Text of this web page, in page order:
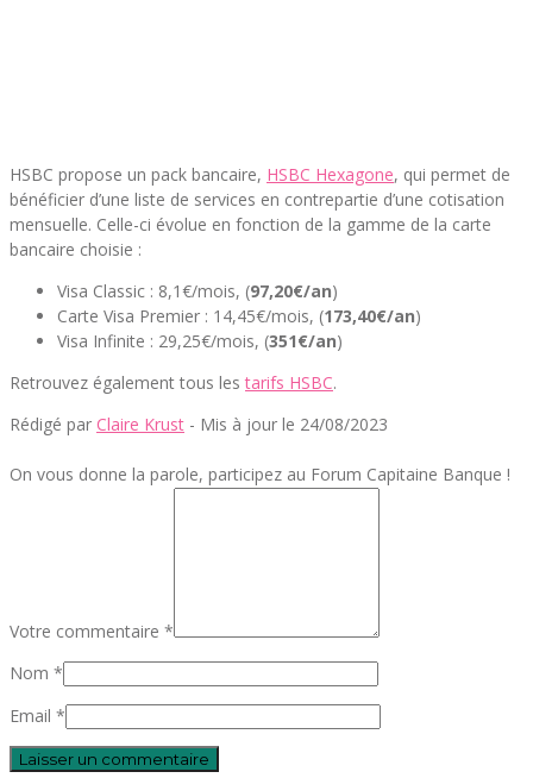
HSBC propose un pack bancaire, HSBC Hexagone, qui permet de
bénéficier d’une liste de services en contrepartie d’une cotisation
mensuelle. Celle-ci évolue en fonction de la gamme de la carte
bancaire choisie :
Visa Classic : 8,1€/mois, (97,20€/an)
Carte Visa Premier : 14,45€/mois, (173,40€/an)
Visa Infinite : 29,25€/mois, (351€/an)
Retrouvez également tous lestarifs HSBC.
Rédigé par Claire Krust - Mis à jour le 24/08/2023
On vous donne la parole, participez au Forum Capitaine Banque !
Votre commentaire *
Nom *
Email *